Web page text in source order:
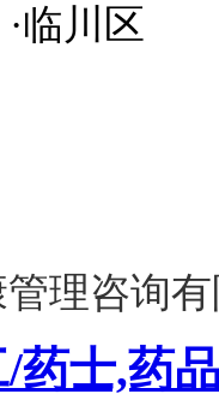
·临川区
理咨询
药士,药